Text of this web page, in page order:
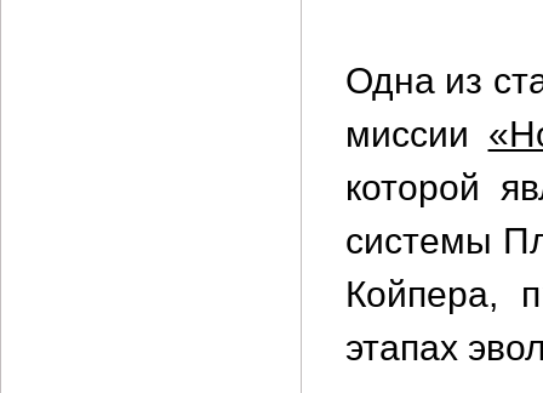
Одна из
миссии
которой
системы
Койпера,
этапах